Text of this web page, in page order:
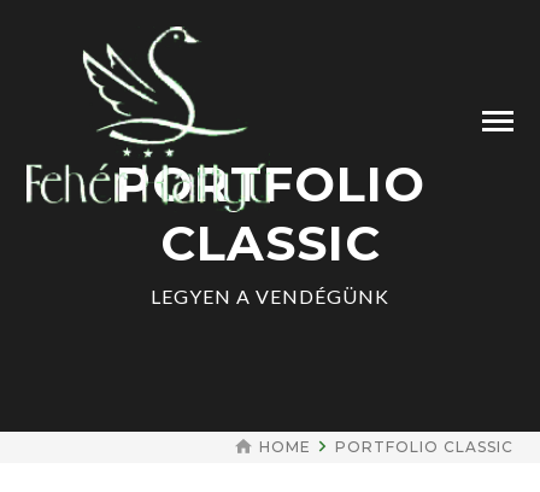
PORTFOLIO
CLASSIC
LEGYEN A VENDÉGÜNK
HOME PORTFOLIO CLASSIC